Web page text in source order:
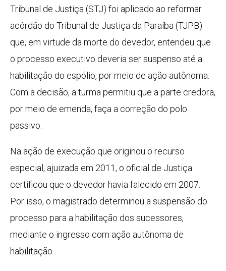
Tribunal de Justiça (STJ) foi aplicado ao reformar
acórdão do Tribunal de Justiça da Paraíba (TJPB)
que, em virtude da morte do devedor, entendeu que
o processo executivo deveria ser suspenso até a
habilitação do espólio, por meio de ação autônoma.
Com a decisão, a turma permitiu que a parte credora,
por meio de emenda, faça a correção do polo
passivo.
Na ação de execução que originou o recurso
especial, ajuizada em 2011, o oficial de Justiça
certificou que o devedor havia falecido em 2007.
Por isso, o magistrado determinou a suspensão do
processo para a habilitação dos sucessores,
mediante o ingresso com ação autônoma de
habilitação.